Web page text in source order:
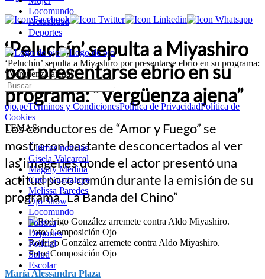
Locomundo
Actualidad
Deportes
‘Peluchín’ sepulta a Miyashiro por presentarse ebrio en su programa:
“Vergüenza ajena”
ojo.peTérminos y CondicionesPolítica de PrivacidadPolítica de
Cookies
TEMAS:
Últimas noticias
Gisela Valcarcel
Magaly Medina
Cuto Guadalupe
Melissa Paredes
Ojo Show
Locomundo
Política
Deportes
Policial
Salud
Escolar
‘Peluchín’ sepulta a Miyashiro
por presentarse ebrio en su
programa: “Vergüenza ajena”
Los conductores de “Amor y Fuego” se
mostraron bastante desconcertados al ver
las imágenes donde el actor presentó una
actitud poco común durante la emisión de su
programa “La Banda del Chino”
Rodrigo González arremete contra Aldo Miyashiro.
Foto: Composición Ojo
María Alessandra Plaza